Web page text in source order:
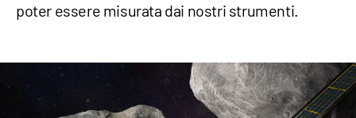
poter essere misurata dai nostri strumenti.